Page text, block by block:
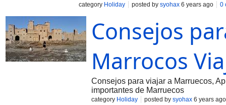
category Holiday posted by syohax 6 years ago 0
Consejos
Marrocos
Consejos para viajar a Marruecos,
importantes de Marruecos
category Holiday posted by syohax 6 years ago